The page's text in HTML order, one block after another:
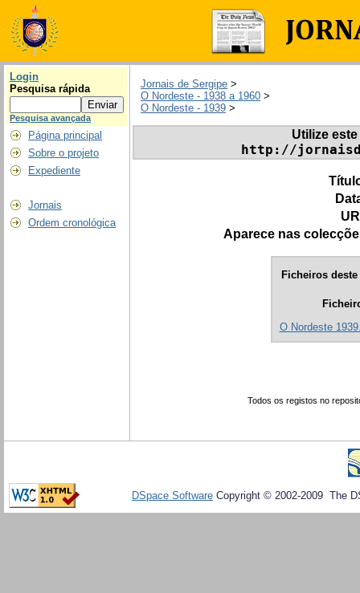
Login
Pesquisa rápida
Pesquisa avançada
Página principal
Sobre o projeto
Expediente
Jornais
Ordem cronológica
Jornais de Sergipe >
O Nordeste - 1938 a 1960 >
O Nordeste - 1939 >
Utilize
http://
Aparece nas
Ficheiros
O Nordeste
Todos os registos no
DSpace Software Copyright © 2002-2009 The